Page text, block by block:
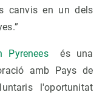
canvis en un dels
Pyreneesés una
amb Pays de
l'oportunitat